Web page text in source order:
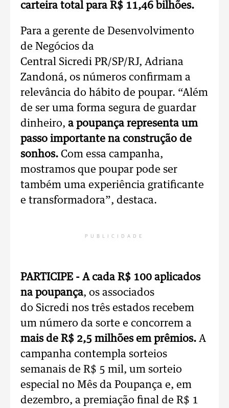
carteira total para R$ 11,46 bilhões.
Para a gerente de Desenvolvimento
de Negócios da
Central Sicredi PR/SP/RJ, Adriana
Zandoná, os números confirmam a
relevância do hábito de poupar. “Além
de ser uma forma segura de guardar
dinheiro, a poupança representa um
passo importante na construção de
sonhos. Com essa campanha,
mostramos que poupar pode ser
também uma experiência gratificante
e transformadora”, destaca.
PUBLICIDADE
PARTICIPE - A cada R$ 100 aplicados
na poupança, os associados
do Sicredi nos três estados recebem
um número da sorte e concorrem a
mais de R$ 2,5 milhões em prêmios. A
campanha contempla sorteios
semanais de R$ 5 mil, um sorteio
especial no Mês da Poupança e, em
dezembro, a premiação final de R$ 1